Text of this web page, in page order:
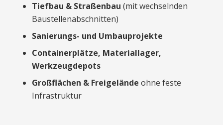
Tiefbau & Straßenbau (mit wechselnden
Baustellenabschnitten)
Sanierungs- und Umbauprojekte
Containerplätze, Materiallager,
Werkzeugdepots
Großflächen & Freigelände ohne feste
Infrastruktur